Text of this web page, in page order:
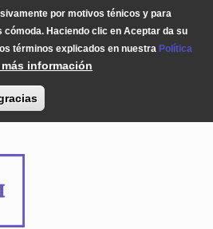
por motivos ténicos y para
Haciendo clic en Aceptar da su
términos explicados en nuestra Política
información